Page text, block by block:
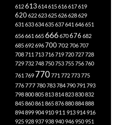
612613614615616617619
620622623625626628629
631 633634635637641 646651
656661 665666670676 682
685692696700702706707
708711 713716719720727728
729732748750753755756760
761 769 770771 772773775
776777780783784790791 793
798800805813814823830832
845860861 865876880884888
894899904910 911 913914916
925928937938940946950951